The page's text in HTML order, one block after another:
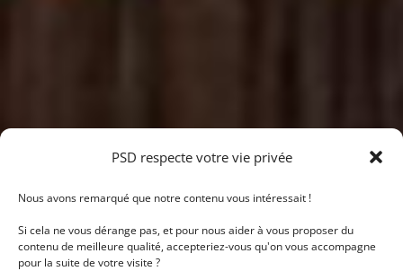
PSD respecte votre vie privée
Nous avons remarqué que notre contenu vous intéressait !
Si cela ne vous dérange pas, et pour nous aider à vous proposer du
contenu de meilleure qualité, accepteriez-vous qu'on vous accompagne
pour la suite de votre visite ?